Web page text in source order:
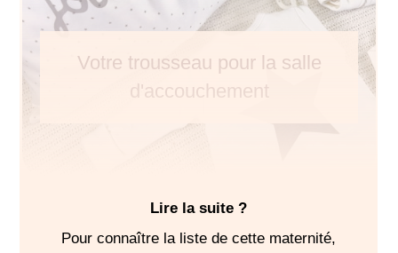
Lire la suite ?
Pour connaître la liste de cette maternité,
Votre trousseau pour la salle
d'accouchement
pyjamas